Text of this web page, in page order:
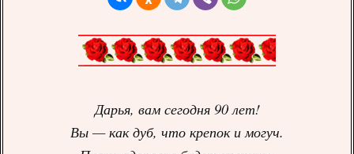
Дарья, вам сегодня 90 лет!
Вы — как дуб, что крепок и могуч.